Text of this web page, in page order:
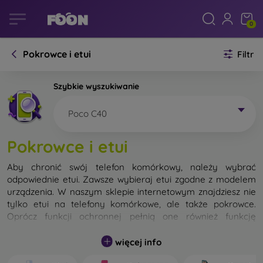
0
Pokrowce i etui Filtr
Szybkie wyszukiwanie
Poco C40
Pokrowce i etui
Aby chronić swój telefon komórkowy, należy wybrać
odpowiednie etui. Zawsze wybieraj etui zgodne z modelem
urządzenia. W naszym sklepie internetowym znajdziesz nie
tylko etui na telefony komórkowe, ale także pokrowce.
Oprócz funkcji ochronnej pełnią one również funkcję
Pokrowiec na telefon komórkowy możemy również nazwać
więcej info